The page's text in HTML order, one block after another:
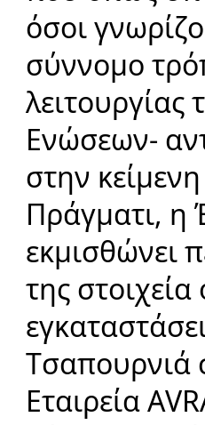
όσοι
σύννομο
λειτουργίας
Ενώσεων-
στην
Πράγματι, η
εκμισθώνει
της
Τσαπουρνιά
Εταιρεία